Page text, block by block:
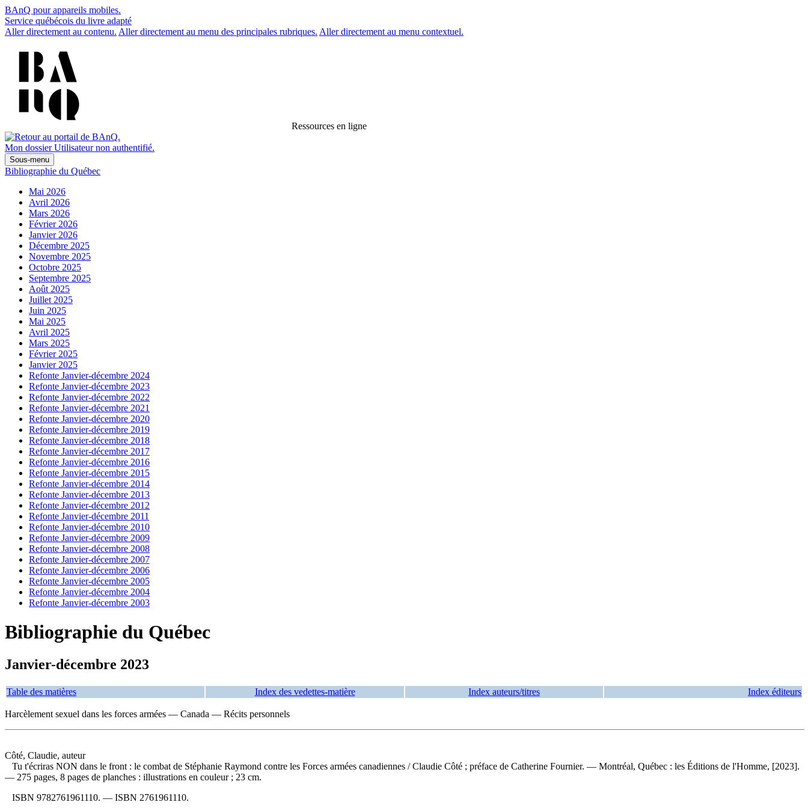
BAnQ pour appareils mobiles.
Service québécois du livre adapté
Aller directement au contenu. Aller directement au menu des principales rubriques. Aller directement au menu contextuel.
Ressources en ligne
Mon dossier Utilisateur non authentifié.
Sous-menu
Bibliographie du Québec
Mai 2026
Avril 2026
Mars 2026
Février 2026
Janvier 2026
Décembre 2025
Novembre 2025
Octobre 2025
Septembre 2025
Août 2025
Juillet 2025
Juin 2025
Mai 2025
Avril 2025
Mars 2025
Février 2025
Janvier 2025
Refonte Janvier-décembre 2024
Refonte Janvier-décembre 2023
Refonte Janvier-décembre 2022
Refonte Janvier-décembre 2021
Refonte Janvier-décembre 2020
Refonte Janvier-décembre 2019
Refonte Janvier-décembre 2018
Refonte Janvier-décembre 2017
Refonte Janvier-décembre 2016
Refonte Janvier-décembre 2015
Refonte Janvier-décembre 2014
Refonte Janvier-décembre 2013
Refonte Janvier-décembre 2012
Refonte Janvier-décembre 2011
Refonte Janvier-décembre 2010
Refonte Janvier-décembre 2009
Refonte Janvier-décembre 2008
Refonte Janvier-décembre 2007
Refonte Janvier-décembre 2006
Refonte Janvier-décembre 2005
Refonte Janvier-décembre 2004
Refonte Janvier-décembre 2003
Bibliographie du Québec
Janvier-décembre 2023
Table des matières Index des vedettes-matière Index auteurs/titres Index éditeurs
Harcèlement sexuel dans les forces armées — Canada — Récits personnels
Côté, Claudie, auteur
Tu t'écriras NON dans le front : le combat de Stéphanie Raymond contre les Forces armées canadiennes / Claudie Côté ; préface de Catherine Fournier. — Montréal, Québec : les Éditions de l'Homme, [2023].
— 275 pages, 8 pages de planches : illustrations en couleur ; 23 cm.
ISBN 9782761961110. — ISBN 2761961110.